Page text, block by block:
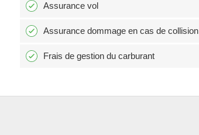
Assurance vol
Assurance dommage en cas de collision
Frais de gestion du carburant